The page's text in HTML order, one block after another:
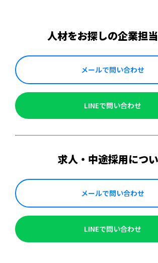
人材をお探しの企業担
メールで問い合わせ
LINEで問い合わせ
求人・中途採用につ
メールで問い合わせ
LINEで問い合わせ